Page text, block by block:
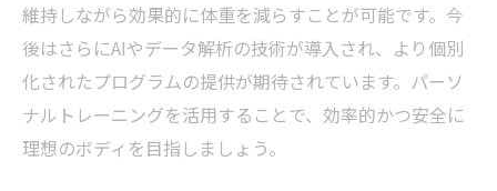
維持しながら効果的に体重を減らすことが可能です。今
後はさらにAIやデータ解析の技術が導入され、より個別
化されたプログラムの提供が期待されています。パーソ
ナルトレーニングを活用することで、効率的かつ安全に
理想のボディを目指しましょう。